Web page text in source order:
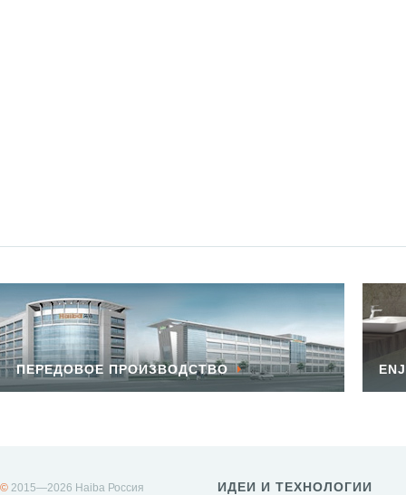
ПЕРЕДОВОЕ ПРОИЗВОДСТВО
© 2015—2026 Haiba Россия ИДЕИ И ТЕХНОЛОГИИ